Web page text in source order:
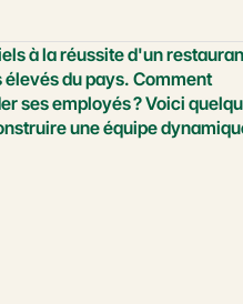
à la réussite d'un
du pays. Comment
ses employés ? Voici
une équipe